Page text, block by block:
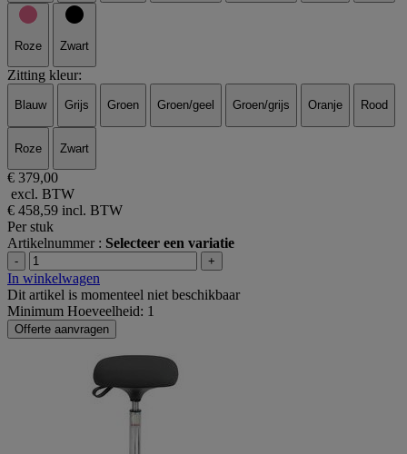
Roze Zwart
Zitting kleur:
Blauw Grijs Groen Groen/geel Groen/grijs Oranje Rood
Roze Zwart
€ 379,00
excl. BTW
€ 458,59 incl. BTW
Per stuk
Artikelnummer : Selecteer een variatie
- +
In winkelwagen
Dit artikel is momenteel niet beschikbaar
Minimum Hoeveelheid: 1
Offerte aanvragen